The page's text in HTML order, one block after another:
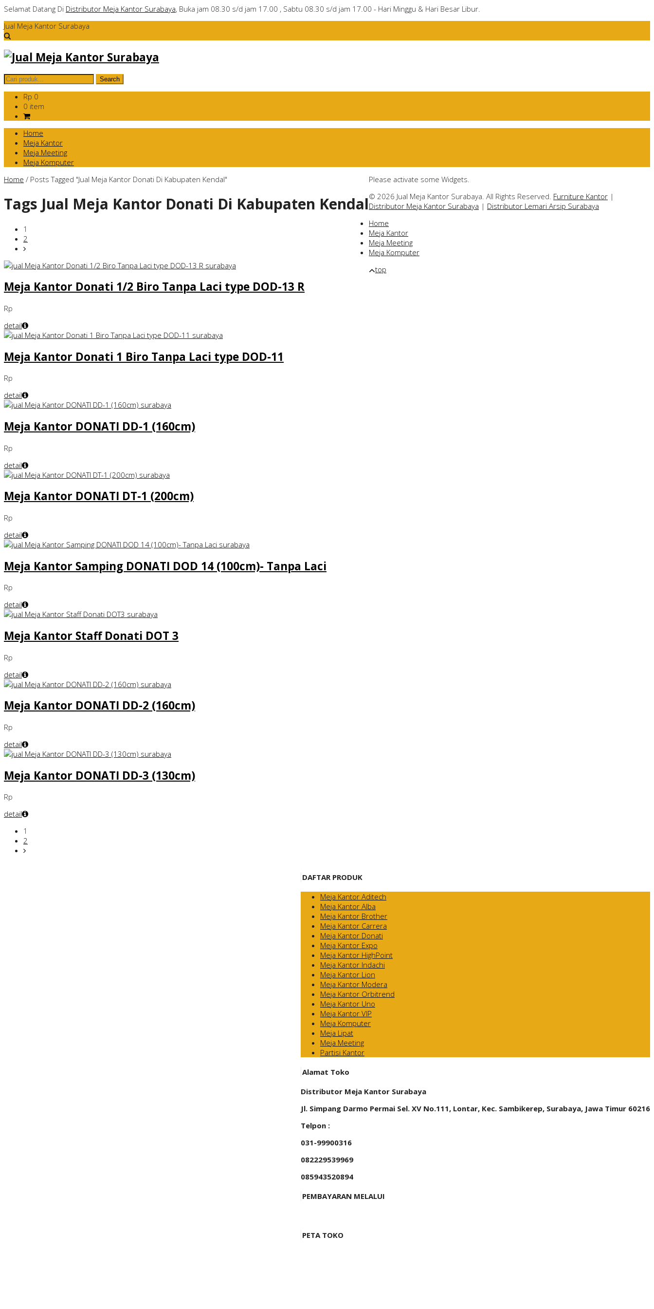
Selamat Datang Di Distributor Meja Kantor Surabaya, Buka jam 08.30 s/d jam 17.00 , Sabtu 08.30 s/d jam 17.00 - Hari Minggu & Hari Besar Libur.
Jual Meja Kantor Surabaya
Rp 0
0 item
Home
Meja Kantor
Meja Meeting
Meja Komputer
Home / Posts Tagged "Jual Meja Kantor Donati Di Kabupaten Kendal"
Tags Jual Meja Kantor Donati Di Kabupaten Kendal
1
2
Meja Kantor Donati 1/2 Biro Tanpa Laci type DOD-13 R
Rp
detail
Meja Kantor Donati 1 Biro Tanpa Laci type DOD-11
Rp
detail
Meja Kantor DONATI DD-1 (160cm)
Rp
detail
Meja Kantor DONATI DT-1 (200cm)
Rp
detail
Meja Kantor Samping DONATI DOD 14 (100cm)- Tanpa Laci
Rp
detail
Meja Kantor Staff Donati DOT 3
Rp
detail
Meja Kantor DONATI DD-2 (160cm)
Rp
detail
Meja Kantor DONATI DD-3 (130cm)
Rp
detail
1
2
DAFTAR PRODUK
Meja Kantor Aditech
Meja Kantor Alba
Meja Kantor Brother
Meja Kantor Carrera
Meja Kantor Donati
Meja Kantor Expo
Meja Kantor HighPoint
Meja Kantor Indachi
Meja Kantor Lion
Meja Kantor Modera
Meja Kantor Orbitrend
Meja Kantor Uno
Meja Kantor VIP
Meja Komputer
Meja Lipat
Meja Meeting
Partisi Kantor
Alamat Toko
Distributor Meja Kantor Surabaya
Jl. Simpang Darmo Permai Sel. XV No.111, Lontar, Kec. Sambikerep, Surabaya, Jawa Timur 60216
Telpon :
031-99900316
082229539969
085943520894
PEMBAYARAN MELALUI
PETA TOKO
Please activate some Widgets.
© 2026 Jual Meja Kantor Surabaya. All Rights Reserved. Furniture Kantor |
Distributor Meja Kantor Surabaya | Distributor Lemari Arsip Surabaya
Home
Meja Kantor
Meja Meeting
Meja Komputer
top